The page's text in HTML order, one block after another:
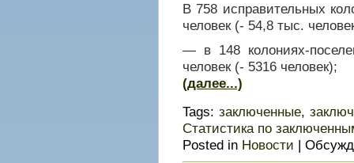
В 758 исправительных
человек (- 54,8 тыс.
— в 148 колониях-
человек (- 5316 человек);
(далее...)
Tags: заключенные,
Статистика по
Posted in Новости |